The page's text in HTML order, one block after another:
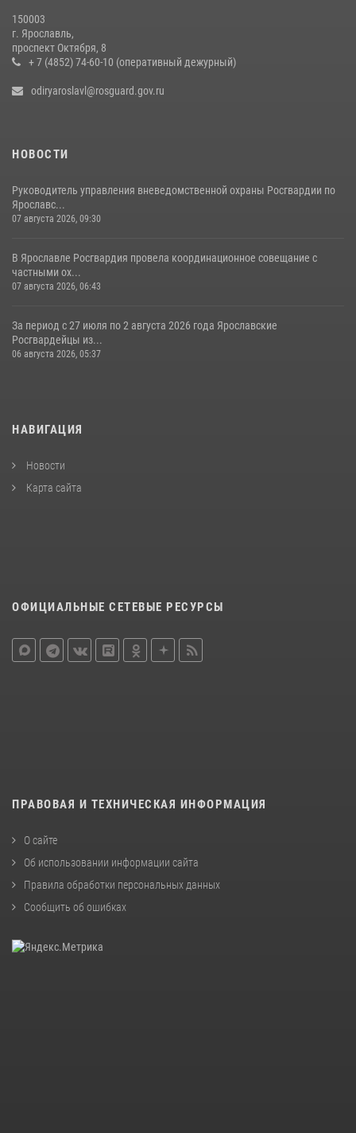
РОСГВАРДЕЙЦЫ ОБЕСПЕЧИЛИ БЕЗОПАСНОСТЬ ВО ВРЕМЯ
ПРОВЕДЕНИЯ РЯДА МЕРОПРИЯТИЙ В ЯРОСЛАВСКОЙ ОБЛАСТИ
20 июля 2026, 11:31 1
150003
г. Ярославль,
проспект Октября, 8
+ 7 (4852) 74-60-10 (оперативный дежурный)
odiryaroslavl@rosguard.gov.ru
НОВОСТИ
Руководитель управления вневедомственной охраны Росгвардии по
Ярославс...
07 августа 2026, 09:30
В Ярославле Росгвардия провела координационное совещание с
частными ох...
07 августа 2026, 06:43
За период с 27 июля по 2 августа 2026 года Ярославские
Росгвардейцы из...
06 августа 2026, 05:37
НАВИГАЦИЯ
Новости
Карта сайта
ОФИЦИАЛЬНЫЕ СЕТЕВЫЕ РЕСУРСЫ
ПРАВОВАЯ И ТЕХНИЧЕСКАЯ ИНФОРМАЦИЯ
О сайте
Об использовании информации сайта
Правила обработки персональных данных
Сообщить об ошибках